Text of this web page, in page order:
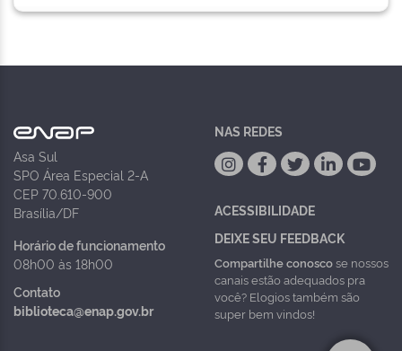
Asa Sul
SPO Área Especial 2-A
CEP 70.610-900
Brasília/DF
Horário de funcionamento
08h00 às 18h00
Contato
biblioteca@enap.gov.br
NAS REDES
ACESSIBILIDADE
DEIXE SEU FEEDBACK
Compartilhe conoscose nossos
canais estão adequados pra
você? Elogios também são
super bem vindos!